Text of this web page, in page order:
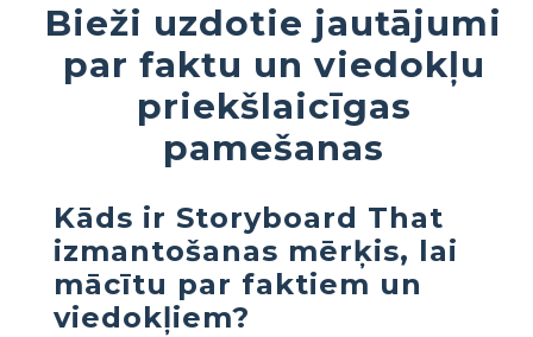
Bieži uzdotie jautājumi
par faktu un viedokļu
priekšlaicīgas
pamešanas
Kāds ir Storyboard That
izmantošanas mērķis, lai
mācītu par faktiem un
viedokļiem?